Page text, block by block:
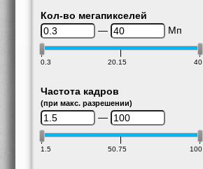
Кол-во мегапикселей
—
Мп
0.3 20.15 40
Частота кадров
(при макс. разрешении)
—
1.5 50.75 100